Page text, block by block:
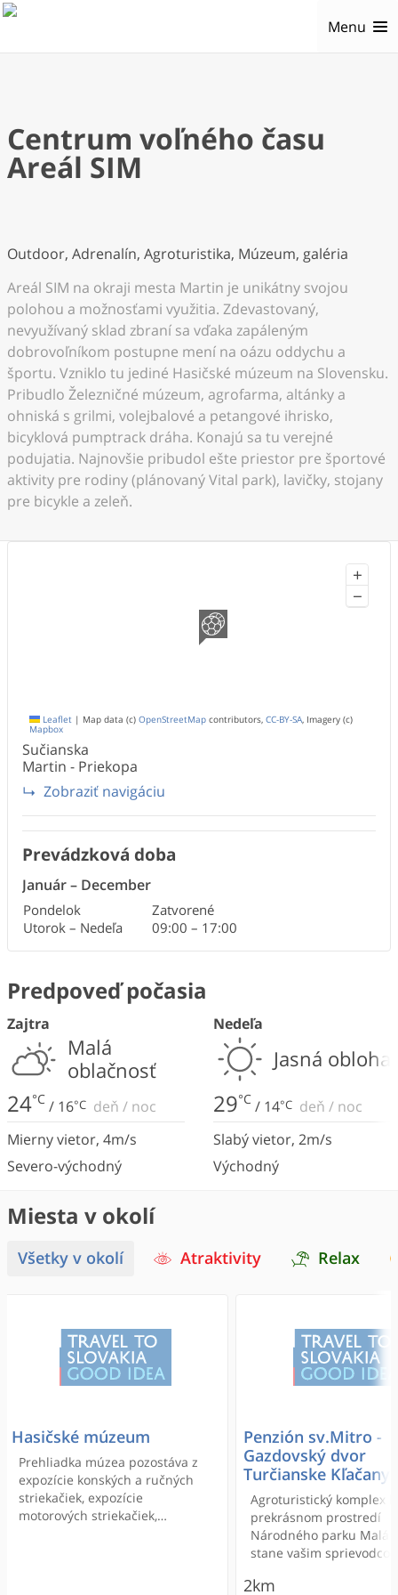
Menu
Centrum voľného času
Areál SIM
Outdoor, Adrenalín, Agroturistika, Múzeum, galéria
Areál SIM na okraji mesta Martin je unikátny svojou
polohou a možnosťami využitia. Zdevastovaný,
nevyužívaný sklad zbraní sa vďaka zapáleným
dobrovoľníkom postupne mení na oázu oddychu a
športu. Vzniklo tu jediné Hasičské múzeum na Slovensku.
Pribudlo Železničné múzeum, agrofarma, altánky a
ohniská s grilmi, volejbalové a petangové ihrisko,
bicyklová pumptrack dráha. Konajú sa tu verejné
podujatia. Najnovšie pribudol ešte priestor pre športové
aktivity pre rodiny (plánovaný Vital park), lavičky, stojany
pre bicykle a zeleň.
+
−
Leaflet | Map data (c) OpenStreetMap contributors, CC-BY-SA, Imagery (c)
Mapbox
Sučianska
Martin - Priekopa
Zobraziť navigáciu
Prevádzková doba
Január– December
Pondelok
Zatvorené
Utorok – Nedeľa
09:00 – 17:00
Predpoveď počasia
Zajtra
Malá
oblačnosť
24°C / 16°C deň / noc
Mierny vietor, 4m/s
Severo-východný
Nedeľa
Jasná obloha
29°C / 14°C deň / noc
Slabý vietor, 2m/s
Východný
Miesta v okolí
Všetky v okolí Atraktivity Relax
Hasičské múzeum
Prehliadka múzea pozostáva z
expozície konských a ručných
striekačiek, expozície
motorových striekačiek,
Penzión sv.Mitro -
Gazdovský dvor
Turčianske Kľačany
Agroturistický komplex
prekrásnom prostredí
Národného parku Malá
stane vašim
salašníctva a tradíciami,
2km